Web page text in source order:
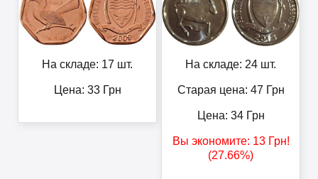
На складе: 17 шт.
Цена: 33Грн
На складе: 24 шт.
Старая цена: 47 Грн
Цена: 34Грн
Вы экономите: 13Грн!
(27.66%)